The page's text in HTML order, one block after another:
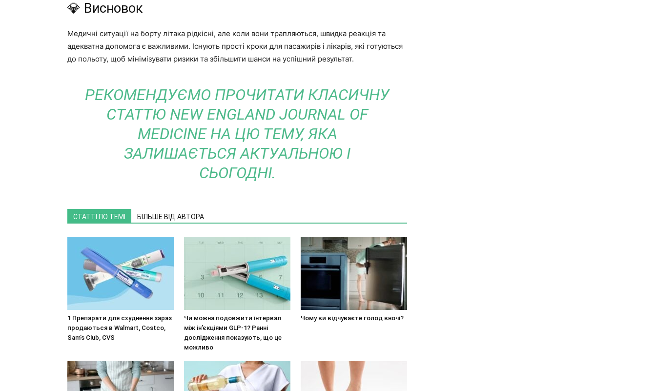
💎 Висновок
Медичні ситуації на борту літака рідкісні, але коли вони трапляються, швидка реакція та
адекватна допомога є важливими. Існують прості кроки для пасажирів і лікарів, які готуються
до польоту, щоб мінімізувати ризики та збільшити шанси на успішний результат.
РЕКОМЕНДУЄМО ПРОЧИТАТИ КЛАСИЧНУ
СТАТТЮ NEW ENGLAND JOURNAL OF
MEDICINE НА ЦЮ ТЕМУ, ЯКА
ЗАЛИШАЄТЬСЯ АКТУАЛЬНОЮ І
СЬОГОДНІ.
СТАТТІ ПО ТЕМІ БІЛЬШЕ ВІД АВТОРА
1 Препарати для схуднення зараз
продаються в Walmart, Costco,
Sam’s Club, CVS
Чи можна подовжити інтервал
між ін’єкціями GLP-1? Ранні
дослідження показують, що це
можливо
Чому ви відчуваєте голод вночі?